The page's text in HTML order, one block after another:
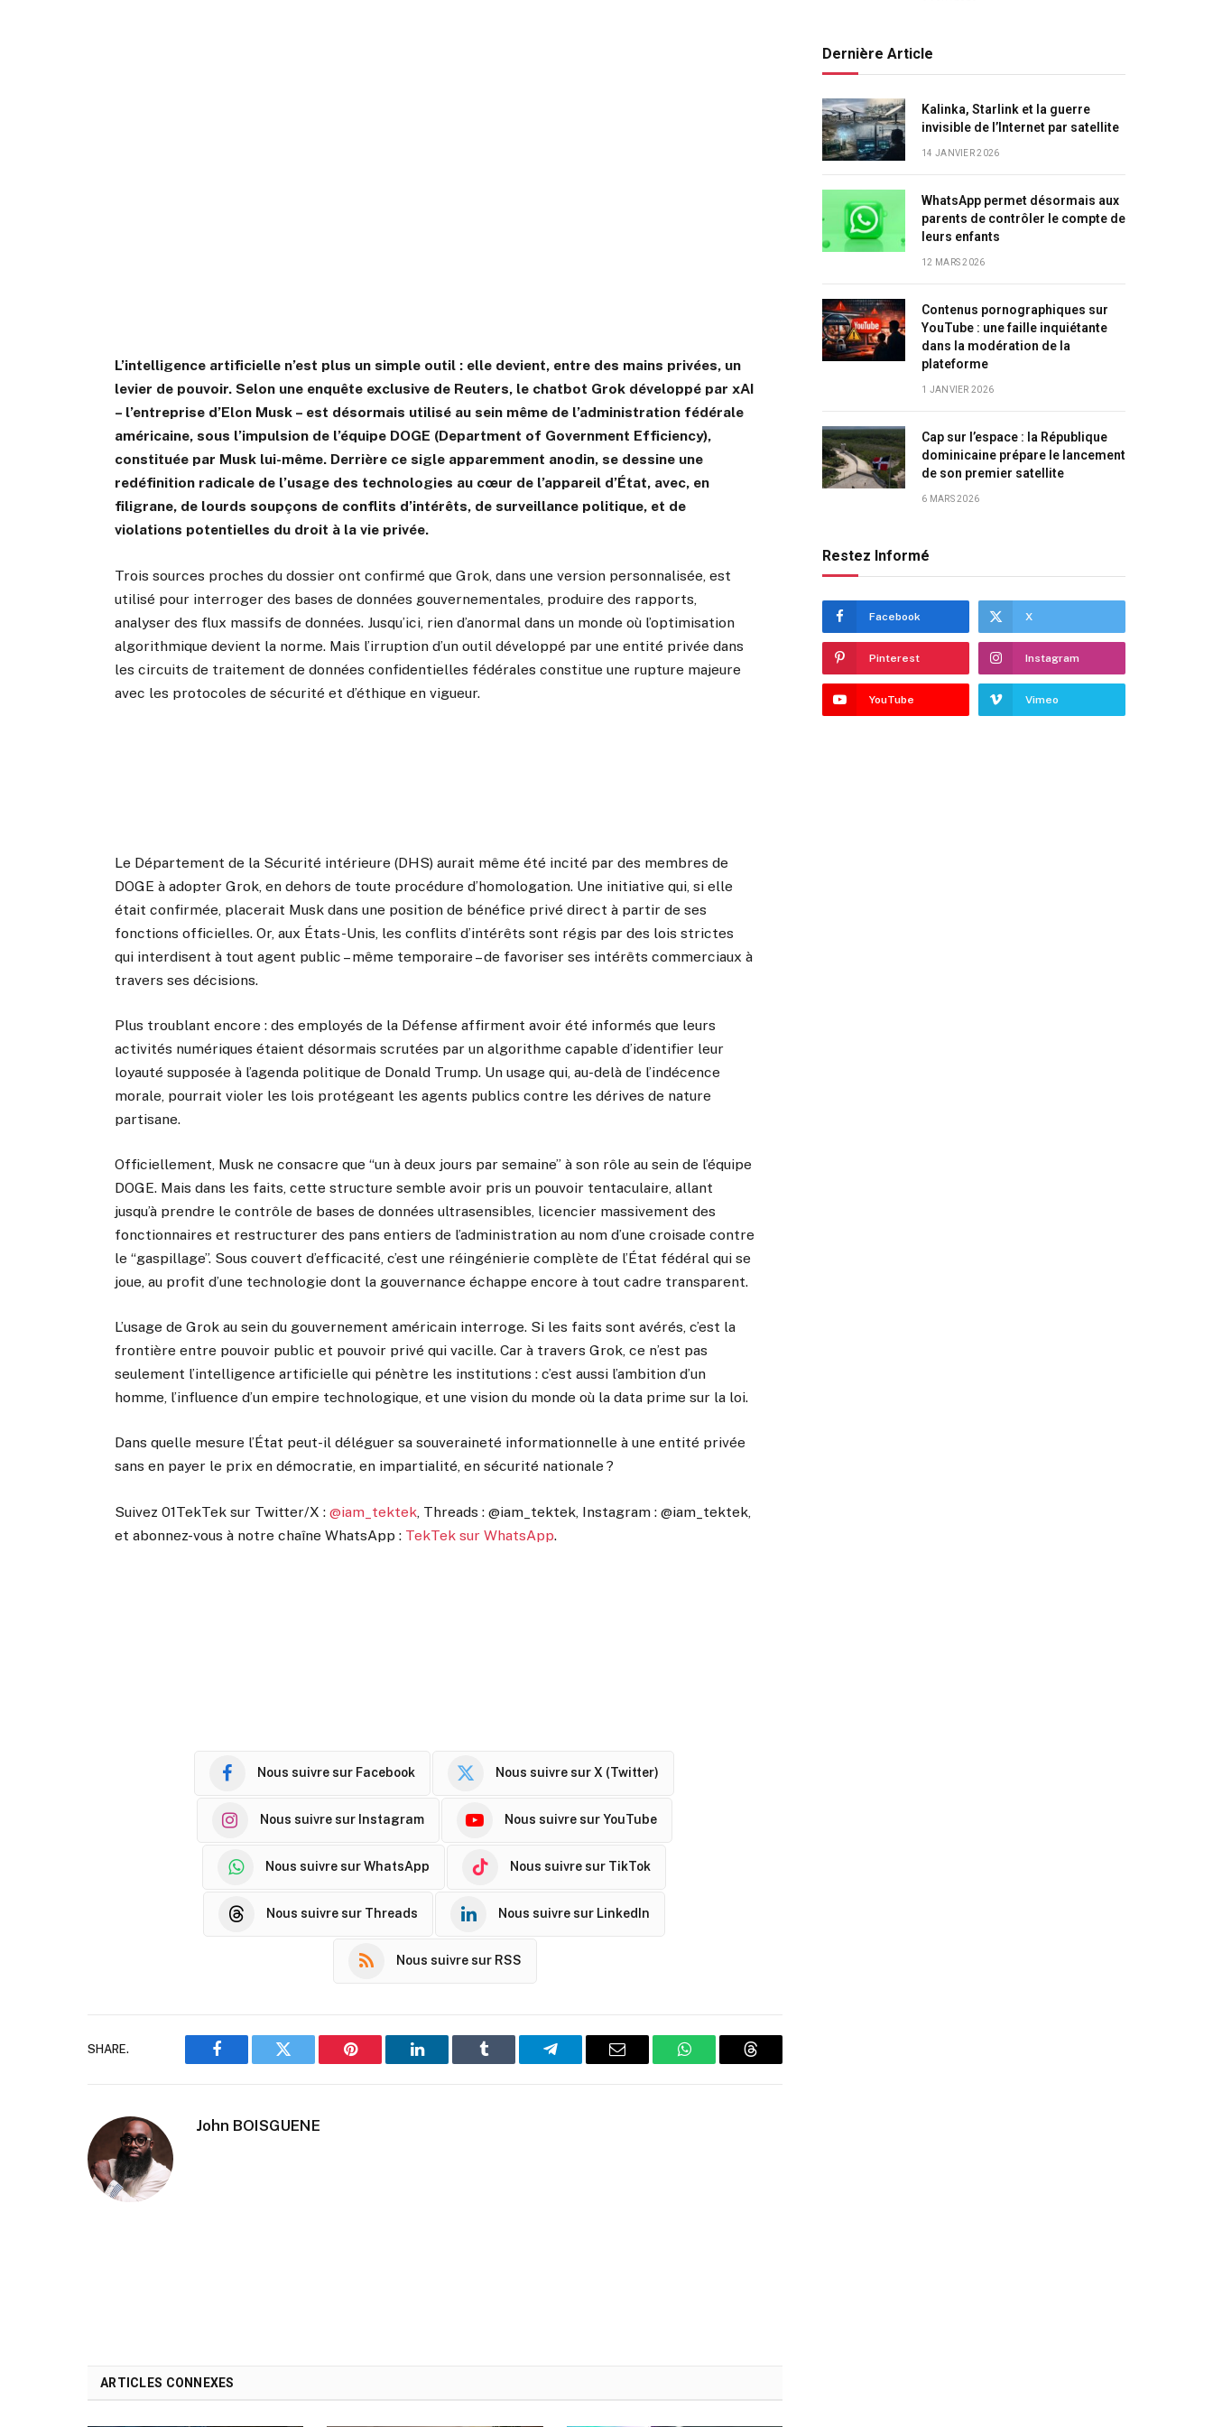
L’intelligence artificielle n’est plus un simple outil : elle devient, entre des mains privées, un
levier de pouvoir. Selon une enquête exclusive de Reuters, le chatbot Grok développé par xAI
– l’entreprise d’Elon Musk – est désormais utilisé au sein même de l’administration fédérale
américaine, sous l’impulsion de l’équipe DOGE (Department of Government Efficiency),
constituée par Musk lui-même. Derrière ce sigle apparemment anodin, se dessine une
redéfinition radicale de l’usage des technologies au cœur de l’appareil d’État, avec, en
filigrane, de lourds soupçons de conflits d’intérêts, de surveillance politique, et de
violations potentielles du droit à la vie privée.
Trois sources proches du dossier ont confirmé que Grok, dans une version personnalisée, est
utilisé pour interroger des bases de données gouvernementales, produire des rapports,
analyser des flux massifs de données. Jusqu’ici, rien d’anormal dans un monde où l’optimisation
algorithmique devient la norme. Mais l’irruption d’un outil développé par une entité privée dans
les circuits de traitement de données confidentielles fédérales constitue une rupture majeure
avec les protocoles de sécurité et d’éthique en vigueur.
Le Département de la Sécurité intérieure (DHS) aurait même été incité par des membres de
DOGE à adopter Grok, en dehors de toute procédure d’homologation. Une initiative qui, si elle
était confirmée, placerait Musk dans une position de bénéfice privé direct à partir de ses
fonctions officielles. Or, aux États-Unis, les conflits d’intérêts sont régis par des lois strictes
qui interdisent à tout agent public – même temporaire – de favoriser ses intérêts commerciaux à
travers ses décisions.
Plus troublant encore : des employés de la Défense affirment avoir été informés que leurs
activités numériques étaient désormais scrutées par un algorithme capable d’identifier leur
loyauté supposée à l’agenda politique de Donald Trump. Un usage qui, au-delà de l’indécence
morale, pourrait violer les lois protégeant les agents publics contre les dérives de nature
partisane.
Officiellement, Musk ne consacre que “un à deux jours par semaine” à son rôle au sein de l’équipe
DOGE. Mais dans les faits, cette structure semble avoir pris un pouvoir tentaculaire, allant
jusqu’à prendre le contrôle de bases de données ultrasensibles, licencier massivement des
fonctionnaires et restructurer des pans entiers de l’administration au nom d’une croisade contre
le “gaspillage”. Sous couvert d’efficacité, c’est une réingénierie complète de l’État fédéral qui se
joue, au profit d’une technologie dont la gouvernance échappe encore à tout cadre transparent.
L’usage de Grok au sein du gouvernement américain interroge. Si les faits sont avérés, c’est la
frontière entre pouvoir public et pouvoir privé qui vacille. Car à travers Grok, ce n’est pas
seulement l’intelligence artificielle qui pénètre les institutions : c’est aussi l’ambition d’un
homme, l’influence d’un empire technologique, et une vision du monde où la data prime sur la loi.
Dans quelle mesure l’État peut-il déléguer sa souveraineté informationnelle à une entité privée
sans en payer le prix en démocratie, en impartialité, en sécurité nationale ?
Suivez 01TekTek sur Twitter/X :@iam_tektek , Threads : @iam_tektek, Instagram : @iam_tektek,
et abonnez-vous à notre chaîne WhatsApp : TekTek sur WhatsApp.
Nous suivre sur Facebook Nous suivre sur X (Twitter)
Nous suivre sur Instagram Nous suivre sur YouTube
Nous suivre sur WhatsApp Nous suivre sur TikTok
Nous suivre sur Threads Nous suivre sur LinkedIn
Nous suivre sur RSS
SHARE.
Facebook Twitter Pinterest LinkedIn Tumblr Telegram Email WhatsAppThreads
John BOISGUENE
ARTICLES CONNEXES
Dernière Article
Kalinka, Starlink et la guerre
invisible de l’Internet par satellite
14 JANVIER 2026
WhatsApp permet désormais aux
parents de contrôler le compte de
leurs enfants
12 MARS 2026
Contenus pornographiques sur
YouTube : une faille inquiétante
dans la modération de la
plateforme
1 JANVIER 2026
Cap sur l’espace : la République
dominicaine prépare le lancement
de son premier satellite
6 MARS 2026
Restez Informé
Facebook X
Pinterest Instagram
YouTube Vimeo